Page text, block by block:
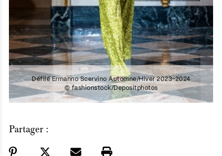
Défilé Ermanno Scervino Automne/Hiver 2023-2024
© fashionstock/Depositphotos
Partager :